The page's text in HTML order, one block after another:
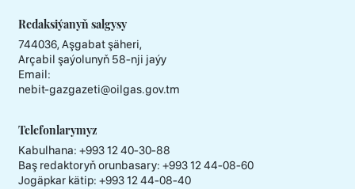
Redaksiýanyň salgysy
744036, Aşgabat şäheri,
Arçabil şaýolunyň 58-nji jaýy
Email:
nebit-gazgazeti@oilgas.gov.tm
Telefonlarymyz
Kabulhana: +993 12 40-30-88
Baş redaktoryň orunbasary: +993 12 44-08-60
Jogäpkar kätip: +993 12 44-08-40